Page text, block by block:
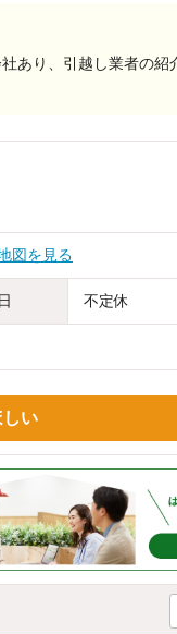
あり、引越し業者の紹
図を見る
不定休
い